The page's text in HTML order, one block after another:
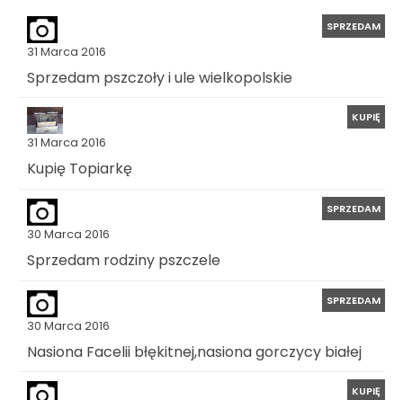
31 Marca 2016
SPRZEDAM
Sprzedam pszczoły i ule wielkopolskie
31 Marca 2016
KUPIĘ
Kupię Topiarkę
30 Marca 2016
SPRZEDAM
Sprzedam rodziny pszczele
30 Marca 2016
SPRZEDAM
Nasiona Facelii błękitnej,nasiona gorczycy białej
KUPIĘ